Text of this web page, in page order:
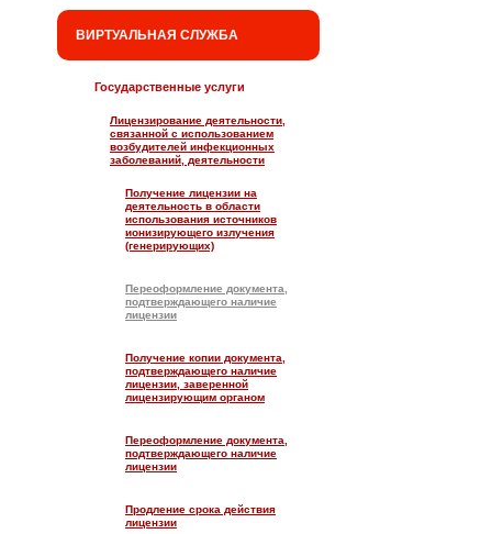
ВИРТУАЛЬНАЯ СЛУЖБА
Государственные услуги
Лицензирование деятельности,
связанной с использованием
возбудителей инфекционных
заболеваний, деятельности
Получение лицензии на
деятельность в области
использования источников
ионизирующего излучения
(генерирующих)
Переоформление документа,
подтверждающего наличие
лицензии
Получение копии документа,
подтверждающего наличие
лицензии, заверенной
лицензирующим органом
Переоформление документа,
подтверждающего наличие
лицензии
Продление срока действия
лицензии